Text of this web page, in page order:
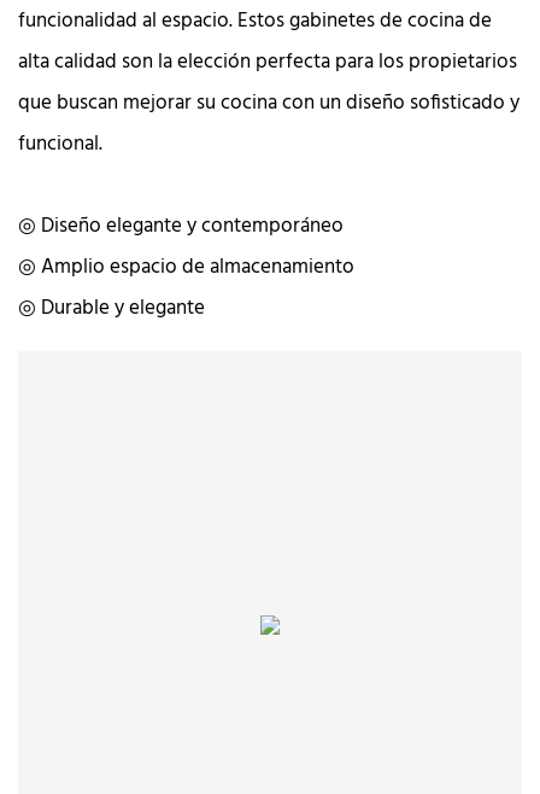
funcionalidad al espacio. Estos gabinetes de cocina de
alta calidad son la elección perfecta para los propietarios
que buscan mejorar su cocina con un diseño sofisticado y
funcional.
◎ Diseño elegante y contemporáneo
◎ Amplio espacio de almacenamiento
◎ Durable y elegante